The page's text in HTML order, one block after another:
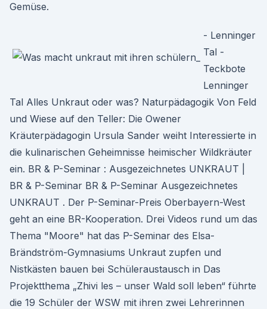
Gemüse.
- Lenninger
Tal -
Teckbote
Lenninger
Tal Alles Unkraut oder was? Naturpädagogik Von Feld
und Wiese auf den Teller: Die Owener
Kräuterpädagogin Ursula Sander weiht Interessierte in
die kulinarischen Geheimnisse heimischer Wildkräuter
ein. BR & P-Seminar : Ausgezeichnetes UNKRAUT |
BR & P-Seminar BR & P-Seminar Ausgezeichnetes
UNKRAUT . Der P-Seminar-Preis Oberbayern-West
geht an eine BR-Kooperation. Drei Videos rund um das
Thema "Moore" hat das P-Seminar des Elsa-
Brändström-Gymnasiums Unkraut zupfen und
Nistkästen bauen bei Schüleraustausch in Das
Projektthema „Zhivi les – unser Wald soll leben“ führte
die 19 Schüler der WSW mit ihren zwei Lehrerinnen